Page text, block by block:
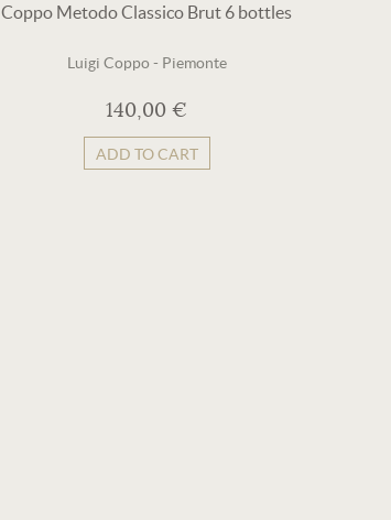
Coppo Metodo Classico Brut 6 bottles
Luigi Coppo - Piemonte
140,00 €
ADD TO CART